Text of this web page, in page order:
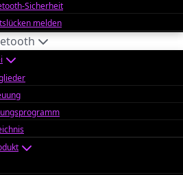
Sicherheit
melden